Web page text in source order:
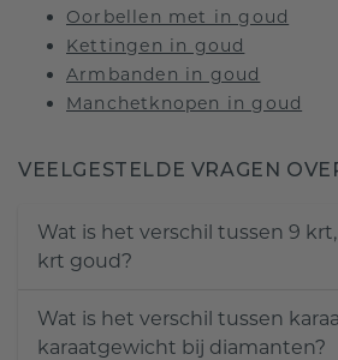
Oorbellen met in goud
Kettingen in goud
Armbanden in goud
Manchetknopen in goud
VEELGESTELDE VRAGEN
Wat is het verschil tussen 9 krt,
krt goud?
Wat is het verschil tussen
karaatgewicht bij diamanten?